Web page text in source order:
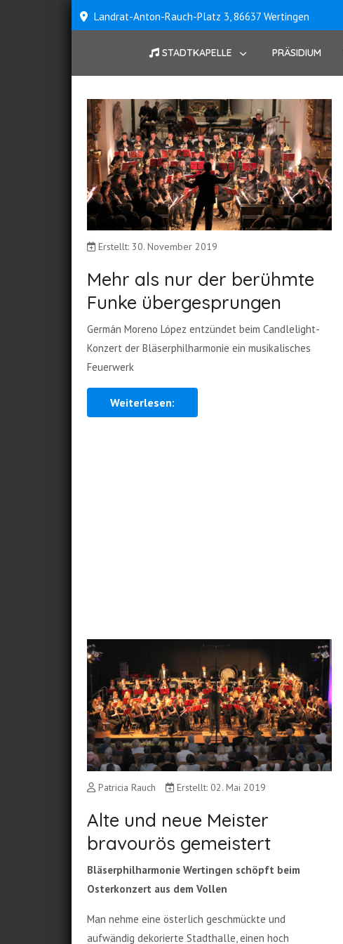
Landrat-Anton-Rauch-Platz 3, 86637 Wertingen
STADTKAPELLE PRÄSIDIUM
Erstellt: 30. November 2019
Mehr als nur der berühmte
Funke übergesprungen
Germán Moreno López entzündet beim Candlelight-
Konzert der Bläserphilharmonie ein musikalisches
Feuerwerk
Weiterlesen:
Patricia Rauch Erstellt: 02. Mai 2019
Alte und neue Meister
bravourös gemeistert
Bläserphilharmonie Wertingen schöpft beim
Osterkonzert aus dem Vollen
Man nehme eine österlich geschmückte und
aufwändig dekorierte Stadthalle, einen hoch